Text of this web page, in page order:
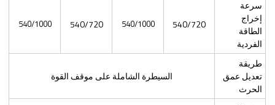
سرعة
إخراج
الطاقة
الفردية
540/720
540/1000
540/720
540/1000
طريقة
تعديل عمق
الحرث
السيطرة الشاملة على موقف القوة